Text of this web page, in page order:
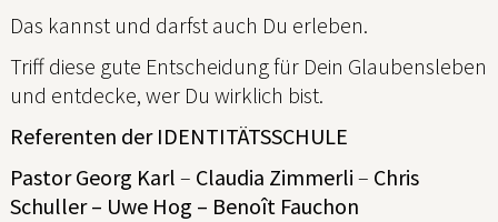
Das kannst und darfst auch Du erleben.
Triff diese gute Entscheidung für Dein Glaubensleben
und entdecke, wer Du wirklich bist.
Referenten der IDENTITÄTSSCHULE
Pastor Georg Karl – Claudia Zimmerli – Chris
Schuller – Uwe Hog – Benoît Fauchon